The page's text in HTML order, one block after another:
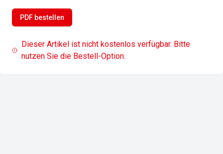
PDF bestellen
Dieser Artikel ist nicht kostenlos verfügbar. Bitte
nutzen Sie die Bestell-Option.